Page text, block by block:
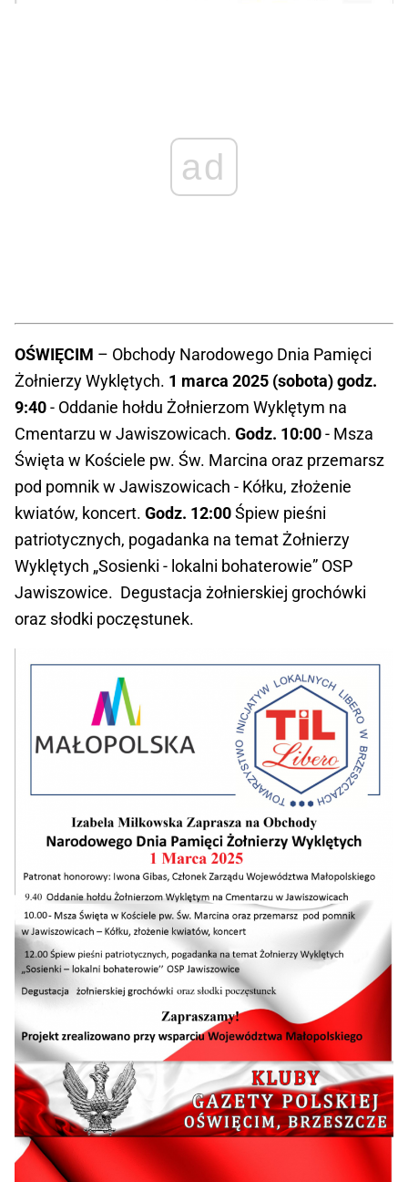
ad
OŚWIĘCIM – Obchody Narodowego Dnia Pamięci
Żołnierzy Wyklętych. 1 marca 2025 (sobota) godz.
9:40- Oddanie hołdu Żołnierzom Wyklętym na
Cmentarzu w Jawiszowicach. Godz. 10:00- Msza
Święta w Kościele pw. Św. Marcina oraz przemarsz
pod pomnik w Jawiszowicach - Kółku, złożenie
kwiatów, koncert. Godz. 12:00Śpiew pieśni
patriotycznych, pogadanka na temat Żołnierzy
Wyklętych „Sosienki - lokalni bohaterowie” OSP
Jawiszowice. Degustacja żołnierskiej grochówki
oraz słodki poczęstunek.